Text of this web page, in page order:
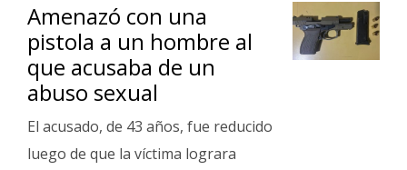
Amenazó con una
pistola a un hombre al
que acusaba de un
abuso sexual
El acusado, de 43 años, fue reducido
luego de que la víctima lograra